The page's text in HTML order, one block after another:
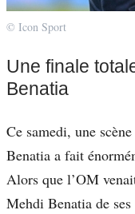
© Icon Sport
Une finale
Benatia
Ce samedi, une
Benatia a fait
Alors que l’OM
Mehdi Benatia de